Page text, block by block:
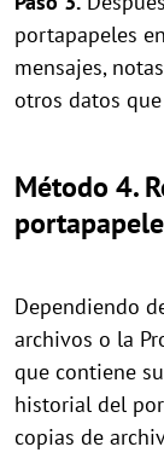
portapapeles
mensajes,
otros datos
Método 4.
Dependiendo
archivos o la
que contiene
historial del
copias de